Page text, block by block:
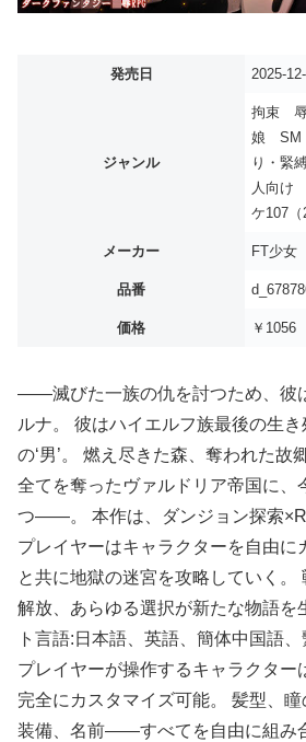
発売日 2025-
ジャンル
拘束
娘 SM
り・
人向け
ケ107
メーカー FT少女
品番
価格 ￥1056
――滅びた一族の仇を討つため、彼
ルナ。 彼はハイエルフ族最後の生
の‘男’。 燃え尽きた森、奪われた故
全てを奪ったヴァルドリア帝国に、
つ――。 本作は、ダンジョン探索
プレイヤーはキャラクターを自由に
と共に地獄の迷宮を攻略していく。
解放、あらゆる選択が新たな物語
ト言語:日本語、英語、簡体中国語
プレイヤーが操作するキャラクター
完全にカスタマイズ可能。 髪型、瞳
装備、名前――すべてを自由に組み